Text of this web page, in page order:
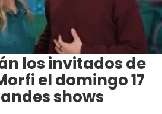
los invitados de
el domingo 17
shows